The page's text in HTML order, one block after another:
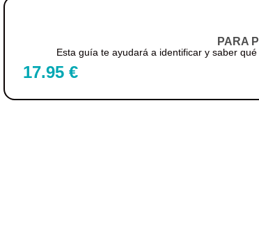
PARA
Esta guía te ayudará a identificar y saber
17.95 €